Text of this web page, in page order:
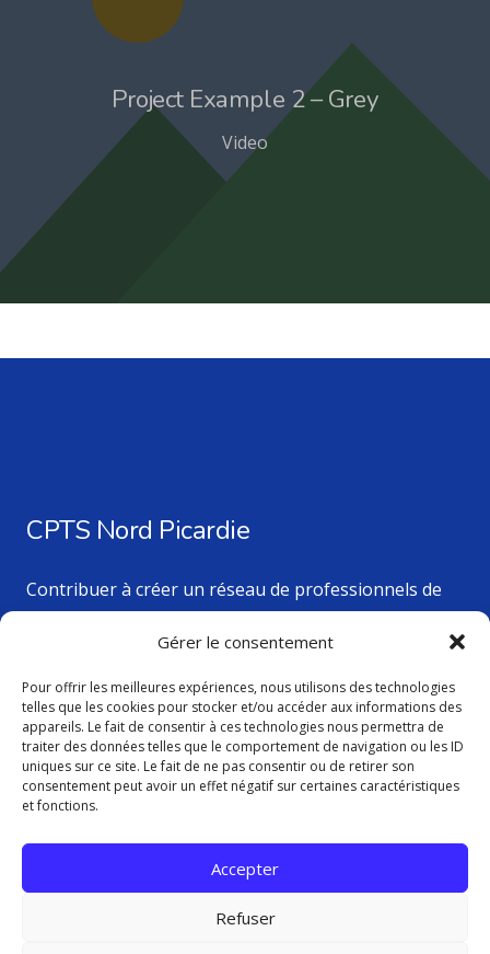
Gérer le consentement
Pour offrir les meilleures expériences, nous utilisons des technologies
telles que les cookies pour stocker et/ou accéder aux informations des
appareils. Le fait de consentir à ces technologies nous permettra de
traiter des données telles que le comportement de navigation ou les ID
uniques sur ce site. Le fait de ne pas consentir ou de retirer son
consentement peut avoir un effet négatif sur certaines caractéristiques
et fonctions.
Accepter
Refuser
Project Example 2 – Grey
Video
CPTS Nord Picardie
Contribuer à créer un réseau de professionnels de
santé au service des patients du territoire.
Nos dernières actualités
Activités de l’Espace Ressources Cancers à Amiens –
Planning AOUT 2026
Newsletter de la CPTS Nord Picardie
23 Juin à 17h43